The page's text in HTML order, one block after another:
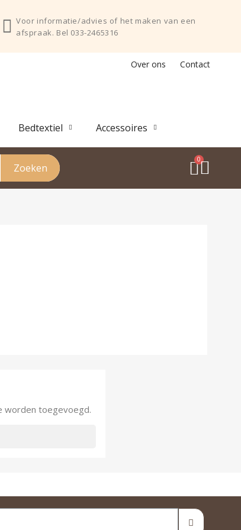
Voor informatie/advies of het maken van een
afspraak. Bel 033-2465316
Over ons Contact
Bedtextiel Accessoires
Zoeken
worden toegevoegd.